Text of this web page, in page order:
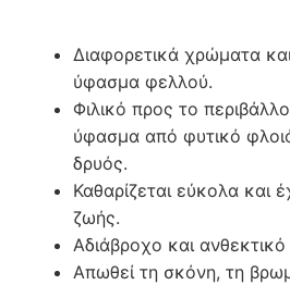
Διαφορετικά χρώματα
ύφασμα φελλού.
Φιλικό προς το
ύφασμα από φυτικό
δρυός.
Καθαρίζεται εύκολα και
ζωής.
Αδιάβροχο και
Απωθεί τη σκόνη, τη